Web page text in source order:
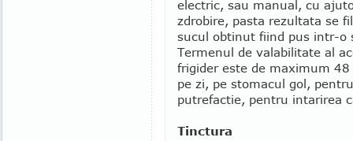
electric, sau manual, cu
zdrobire, pasta rezultata se
sucul obtinut fiind pus intr-o
Termenul de valabilitate al
frigider este de maximum
pe zi, pe stomacul gol,
putrefactie, pentru intarirea
Tinctura